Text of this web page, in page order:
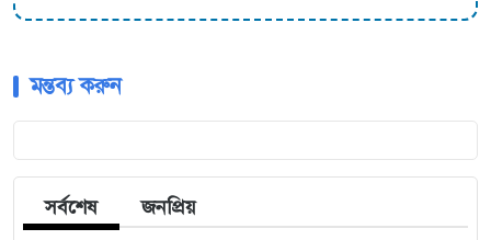
মন্তব্য করুন
সর্বশেষ জনপ্রিয়